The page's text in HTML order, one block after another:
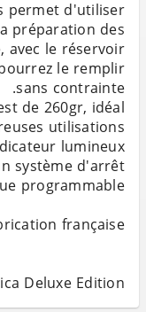
permet d'utiliser
préparation des
avec le réservoir
le remplir
de 260gr, idéal
lumineux
système d'arrêt
Deluxe Edition